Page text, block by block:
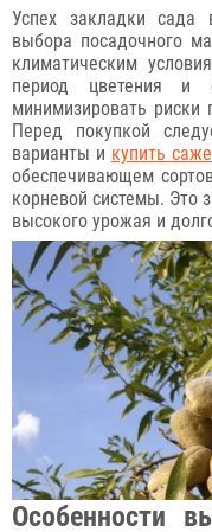
Успех закладки сада
выбора посадочного
климатическим
период цветения и
минимизировать
Перед покупкой
варианты и купить
обеспечивающем
корневой системы. Это
высокого урожая и
Особенности